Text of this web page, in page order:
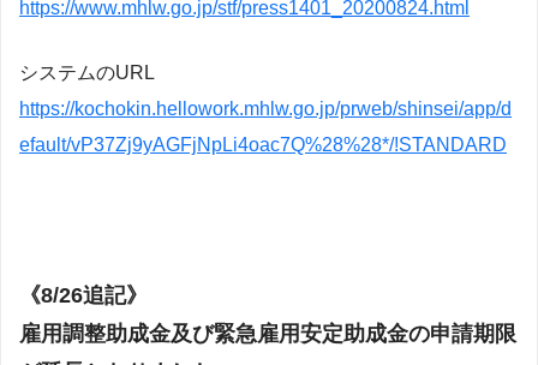
https://www.mhlw.go.jp/stf/press1401_20200824.html
システムのURL
https://kochokin.hellowork.mhlw.go.jp/prweb/shinsei/app/d
efault/vP37Zj9yAGFjNpLi4oac7Q%28%28*/!STANDARD
《8/26追記》
雇用調整助成金及び緊急雇用安定助成金の申請期限